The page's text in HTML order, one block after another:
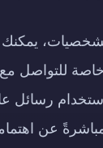
للتواصل
استخدام رسائل
عن